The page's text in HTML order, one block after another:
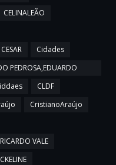
CELINALEÃO
Cidades
PEDROSA,EDUARDO
CLDF
CristianoAraújo
VALE